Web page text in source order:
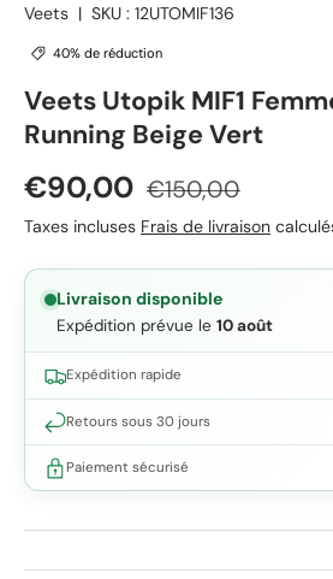
Veets | SKU : 12UTOMIF136
40% de réduction
Veets Utopik MIF1
Running Beige Vert
Prix soldé
€90,00 Prix habituel
€150,00
Taxes incluses Frais de livraison
Livraison disponible
Expédition prévue le 10 août
Expédition rapide
Retours sous 30 jours
Paiement sécurisé